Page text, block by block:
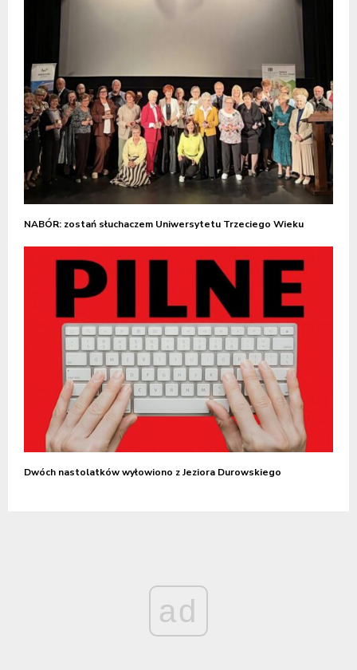
NABÓR: zostań słuchaczem Uniwersytetu Trzeciego Wieku
Dwóch nastolatków wyłowiono z Jeziora Durowskiego
ad